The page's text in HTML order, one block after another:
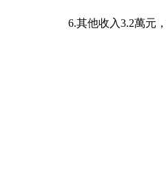
6.其他收入3.2萬元